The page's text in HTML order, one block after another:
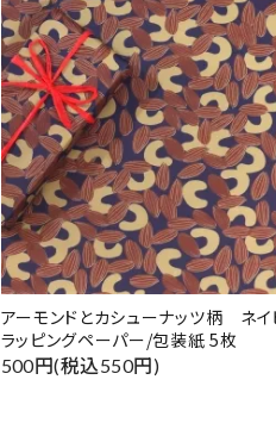
アーモンドとカシューナッツ柄 ネ
ラッピングペーパー/包装紙 5枚
500円(税込550円)